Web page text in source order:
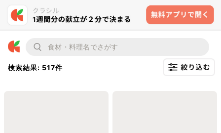
検索結果: 517件